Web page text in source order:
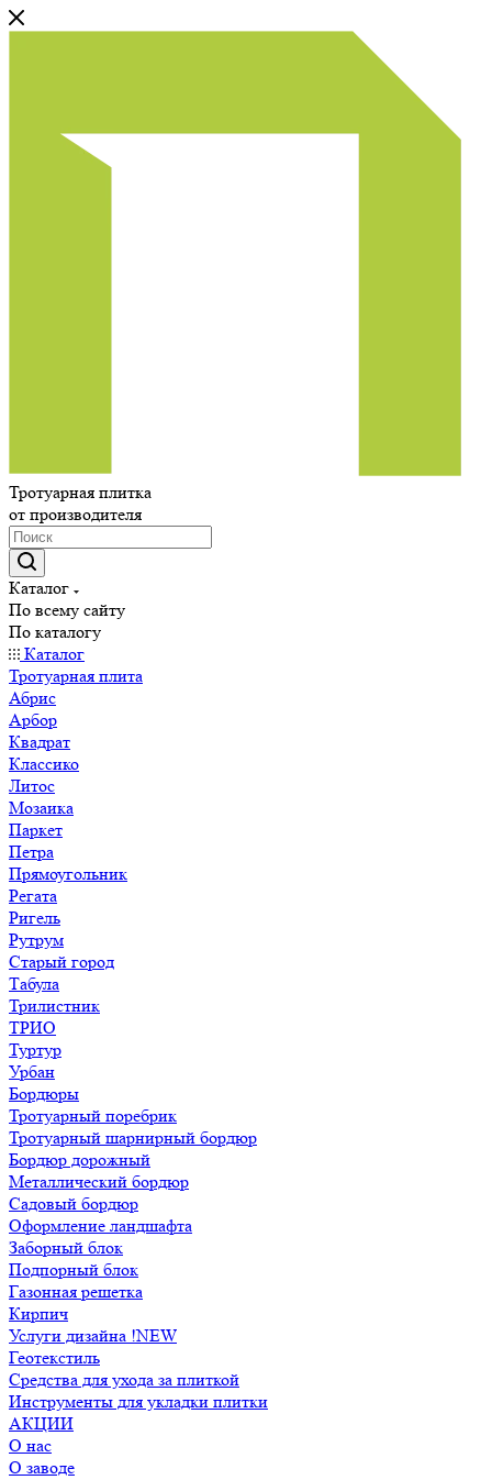
Тротуарная плитка
от производителя
Каталог
По всему сайту
По каталогу
Каталог
Тротуарная плита
Абрис
Арбор
Квадрат
Классико
Литос
Мозаика
Паркет
Петра
Прямоугольник
Регата
Ригель
Рутрум
Старый город
Табула
Трилистник
ТРИО
Туртур
Урбан
Бордюры
Тротуарный поребрик
Тротуарный шарнирный бордюр
Бордюр дорожный
Металлический бордюр
Садовый бордюр
Оформление ландшафта
Заборный блок
Подпорный блок
Газонная решетка
Кирпич
Услуги дизайна !NEW
Геотекстиль
Средства для ухода за плиткой
Инструменты для укладки плитки
АКЦИИ
О нас
О заводе